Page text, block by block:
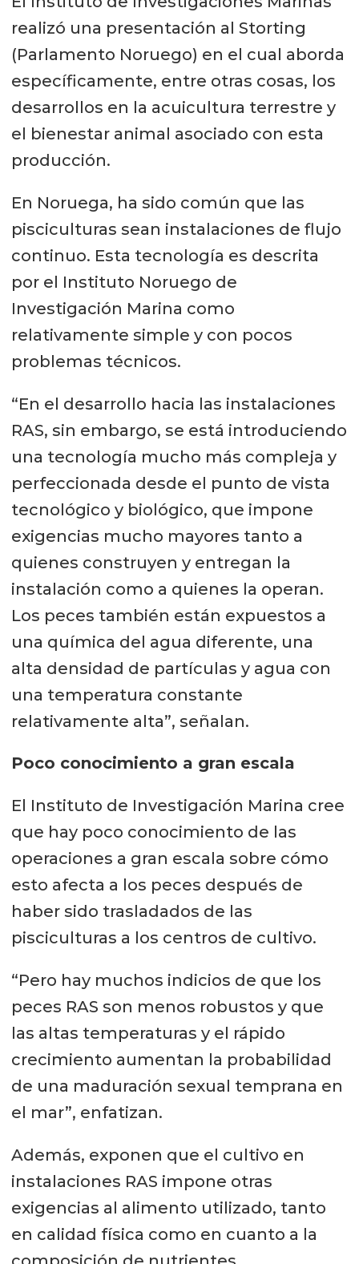
realizó una presentación al Storting
(Parlamento Noruego) en el cual aborda
específicamente, entre otras cosas, los
desarrollos en la acuicultura terrestre y
el bienestar animal asociado con esta
producción.
En Noruega, ha sido común que las
pisciculturas sean instalaciones de flujo
continuo. Esta tecnología es descrita
por el Instituto Noruego de
Investigación Marina como
relativamente simple y con pocos
problemas técnicos.
“En el desarrollo hacia las instalaciones
RAS, sin embargo, se está introduciendo
una tecnología mucho más compleja y
perfeccionada desde el punto de vista
tecnológico y biológico, que impone
exigencias mucho mayores tanto a
quienes construyen y entregan la
instalación como a quienes la operan.
Los peces también están expuestos a
una química del agua diferente, una
alta densidad de partículas y agua con
una temperatura constante
relativamente alta”, señalan.
Poco conocimiento a gran escala
El Instituto de Investigación Marina cree
que hay poco conocimiento de las
operaciones a gran escala sobre cómo
esto afecta a los peces después de
haber sido trasladados de las
pisciculturas a los centros de cultivo.
“Pero hay muchos indicios de que los
peces RAS son menos robustos y que
las altas temperaturas y el rápido
crecimiento aumentan la probabilidad
de una maduración sexual temprana en
el mar”, enfatizan.
Además, exponen que el cultivo en
instalaciones RAS impone otras
exigencias al alimento utilizado, tanto
en calidad física como en cuanto a la